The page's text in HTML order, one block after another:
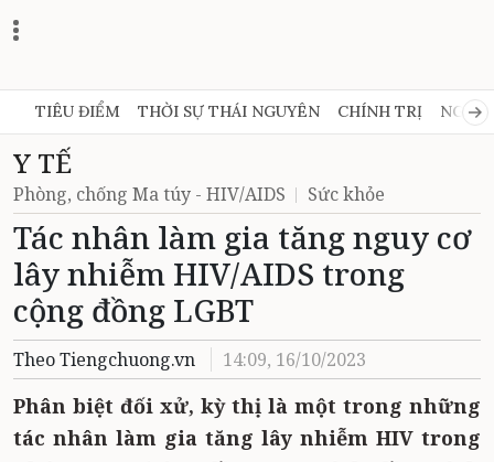
TIÊU ĐIỂM THỜI SỰ THÁI NGUYÊN CHÍNH TRỊ NGHỊ
Y TẾ
Phòng, chống Ma túy - HIV/AIDS Sức khỏe
Tác nhân làm gia tăng nguy cơ
lây nhiễm HIV/AIDS trong
cộng đồng LGBT
Theo Tiengchuong.vn 14:09, 16/10/2023
Phân biệt đối xử, kỳ thị là một trong những
tác nhân làm gia tăng lây nhiễm HIV trong